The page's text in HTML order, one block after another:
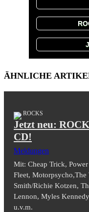
ÄHNLICHE
ROCKS
Jetzt neu:
CD!
Meldungen
Mit: Cheap Trick, Power
Fleet,
Smith/Richie Kotzen,
Lennon, Myles
u.v.m.